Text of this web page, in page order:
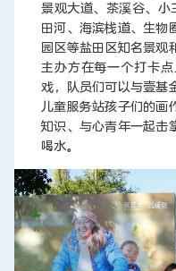
景观大道、茶溪谷、小
田河、海滨栈道、生物
园区等盐田区知名景观
主办方在每一个打卡
戏，队员们可以与壹基
儿童服务站孩子们的画
知识、与心青年一起击
喝水。